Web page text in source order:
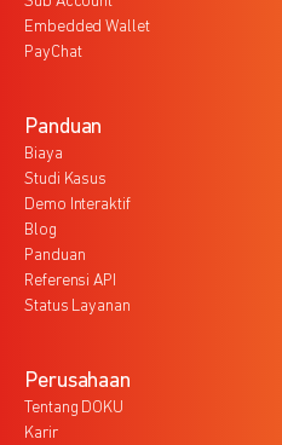
Embedded Wallet
PayChat
Panduan
Biaya
Studi Kasus
Demo Interaktif
Blog
Panduan
Referensi API
Status Layanan
Perusahaan
Tentang DOKU
Karir